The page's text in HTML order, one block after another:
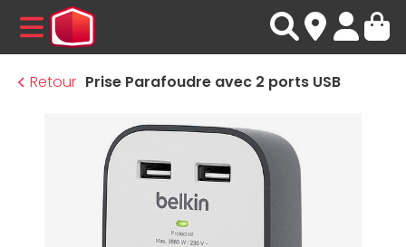
MENU
Retour Prise Parafoudre avec 2 ports USB